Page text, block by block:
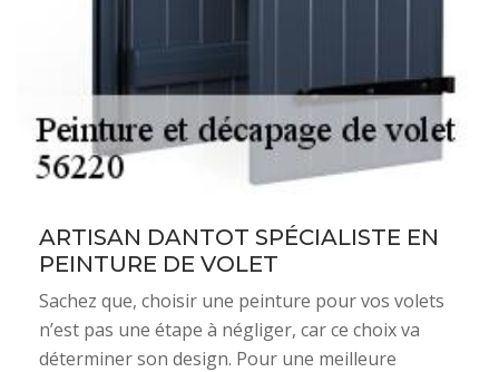
ARTISAN DANTOT SPÉCIALISTE EN
PEINTURE DE VOLET
Sachez que, choisir une peinture pour vos volets
n’est pas une étape à négliger, car ce choix va
déterminer son design. Pour une meilleure